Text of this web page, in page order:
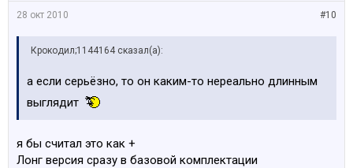
#10
28 окт 2010
Крокодил;1144164 сказал(а):
а если серьёзно, то он каким-то нереально длинным
выглядит
я бы считал это как +
Лонг версия сразу в базовой комплектации